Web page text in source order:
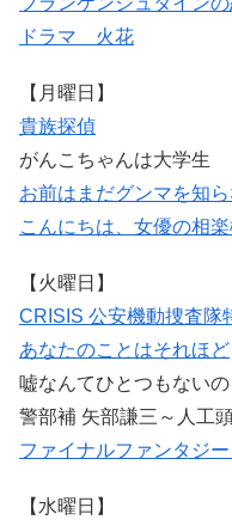
ドラマ 火花
【月曜日】
貴族探偵
がんこちゃんは大学生
お前はまだグンマを知
こんにちは、女優の相楽
【火曜日】
CRISIS 公安機動捜査隊
あなたのことはそれほど
嘘なんてひとつもないの
警部補 矢部謙三～人工
ファイナルファンタジ
【水曜日】